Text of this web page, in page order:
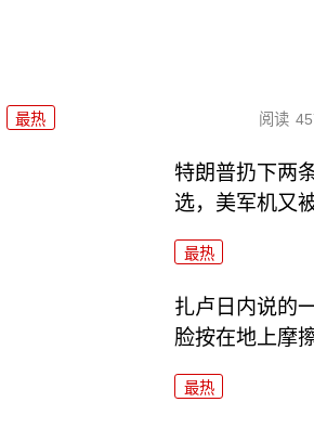
最热 阅读
特朗普扔下两
选，美军机又
最热
扎卢日内说的
脸按在地上摩
最热